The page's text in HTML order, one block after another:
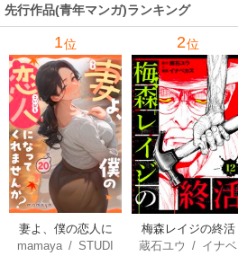
先行作品(青年マンガ)ランキング
1位
妻よ、僕の恋人に
なってくれません
mamaya/STUDI
2位
梅森レイジの終活
蔵石ユウ / イナベ